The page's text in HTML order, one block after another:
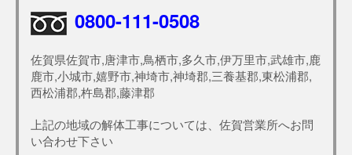
0800-111-0508
佐賀県佐賀市,唐津市,鳥栖市,多久市,伊万里市,武雄市,鹿
鹿市,小城市,嬉野市,神埼市,神埼郡,三養基郡,東松浦郡,
西松浦郡,杵島郡,藤津郡
上記の地域の解体工事については、佐賀営業所へお問
い合わせ下さい